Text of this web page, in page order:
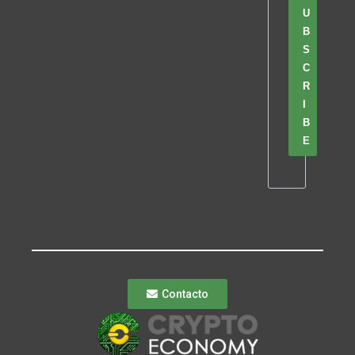
U
B
S
C
R
B
E
Contacto